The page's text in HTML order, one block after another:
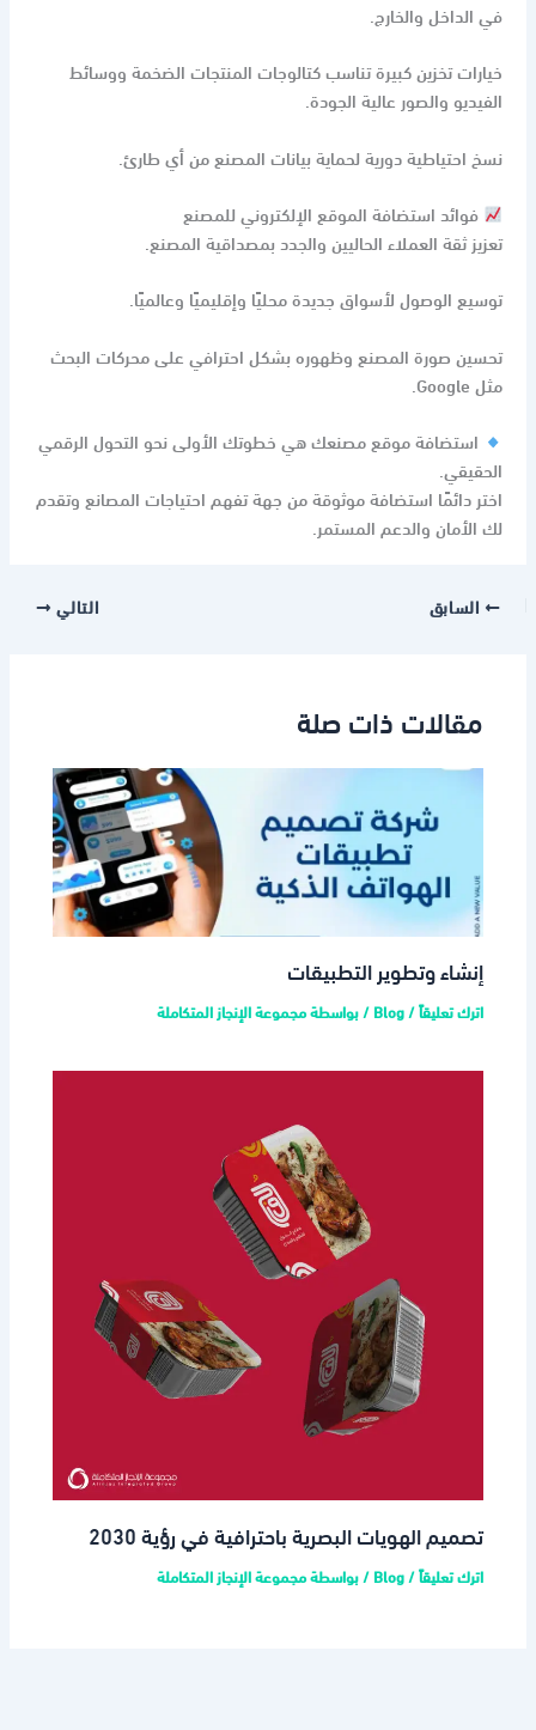
في الداخل والخارج.
خيارات تخزين كبيرة تناسب كتالوجات المنتجات الضخمة ووسائط
الفيديو والصور عالية الجودة.
نسخ احتياطية دورية لحماية بيانات المصنع من أي طارئ.
فوائد استضافة الموقع الإلكتروني للمصنع
تعزيز ثقة العملاء الحاليين والجدد بمصداقية المصنع.
توسيع الوصول لأسواق جديدة محليًا وإقليميًا وعالميًا.
تحسين صورة المصنع وظهوره بشكل احترافي على محركات البحث
مثل Google.
استضافة موقع مصنعك هي خطوتك الأولى نحو التحول الرقمي
الحقيقي.
اختر دائمًا استضافة موثوقة من جهة تفهم احتياجات المصانع وتقدم
لك الأمان والدعم المستمر.
السابق التالي
مقالات ذات صلة
إنشاء وتطوير التطبيقات
اترك تعليقاً/
Blog / بواسطةمجموعة الإنجاز المتكاملة
تصميم الهويات البصرية باحترافية في رؤية 2030
اترك تعليقاً/
Blog / بواسطةمجموعة الإنجاز المتكاملة